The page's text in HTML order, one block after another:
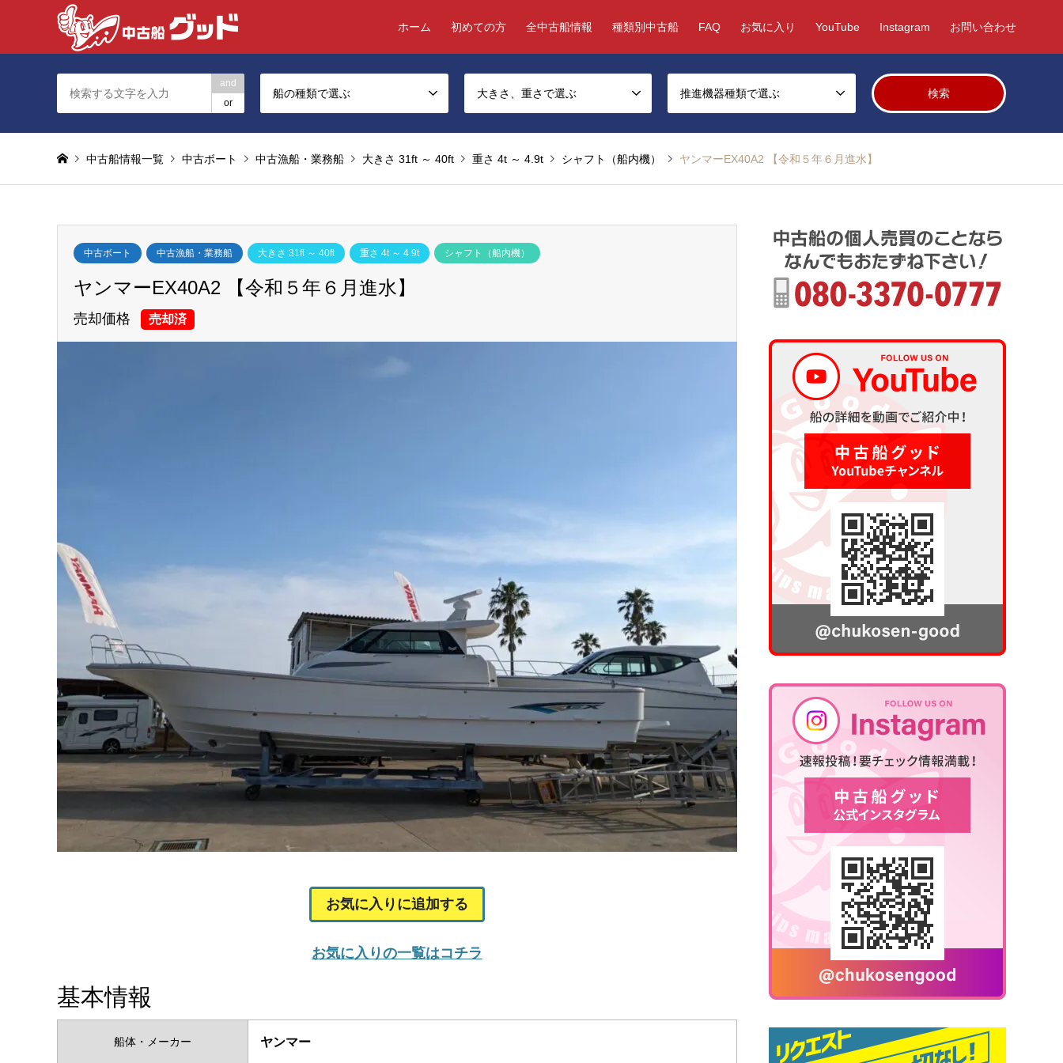
ホーム 初めての方 全中古船情報 種類別中古船 FAQ お気に入り YouTube Instagram お問い合わせ
and
or
船の種類で選ぶ 大きさ、重さで選ぶ 推進機器種類で選ぶ
中古船情報一覧 中古ボート 中古漁船・業務船 大きさ 31ft ～ 40ft 重さ 4t ～ 4.9t シャフト（船内機） ヤンマーEX40A2 【令和５年６月進水】
中古ボート 中古漁船・業務船 大きさ 31ft ～ 40ft 重さ 4t ～ 4.9t シャフト（船内機）
ヤンマーEX40A2 【令和５年６月進水】
売却価格 売却済
お気に入りに追加する
お気に入りの一覧はコチラ
基本情報
船体・メーカー ヤンマー